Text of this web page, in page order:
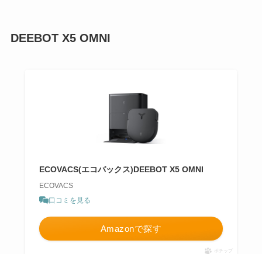
DEEBOT X5 OMNI
ECOVACS(エコバックス)DEEBOT X5 OMNI
ECOVACS
口コミを見る
Amazonで探す
ポチップ